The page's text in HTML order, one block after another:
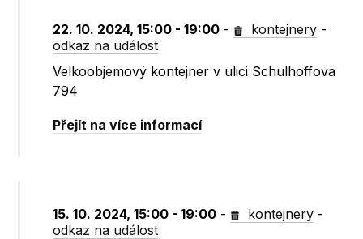
22. 10. 2024, 15:00 - 19:00 - kontejnery -
odkaz na událost
Velkoobjemový kontejner v ulici Schulhoffova
794
Přejít na více informací
15. 10. 2024, 15:00 - 19:00 - kontejnery -
odkaz na událost